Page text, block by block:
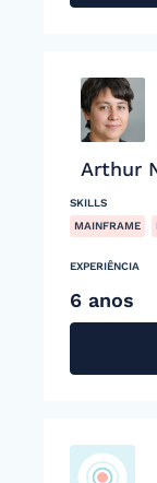
Arthur
SKILLS
MAINFRAME
EXPERIÊNCIA
6 anos